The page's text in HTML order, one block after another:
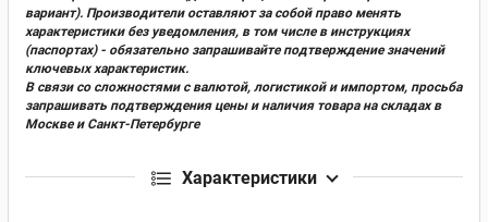
вариант). Производители оставляют за собой право менять
характеристики без уведомления, в том числе в инструкциях
(паспортах) - обязательно запрашивайте подтверждение значений
ключевых характеристик.
В связи со сложностями с валютой, логистикой и импортом, просьба
запрашивать подтверждения цены и наличия товара на складах в
Москве и Санкт-Петербурге
Характеристики